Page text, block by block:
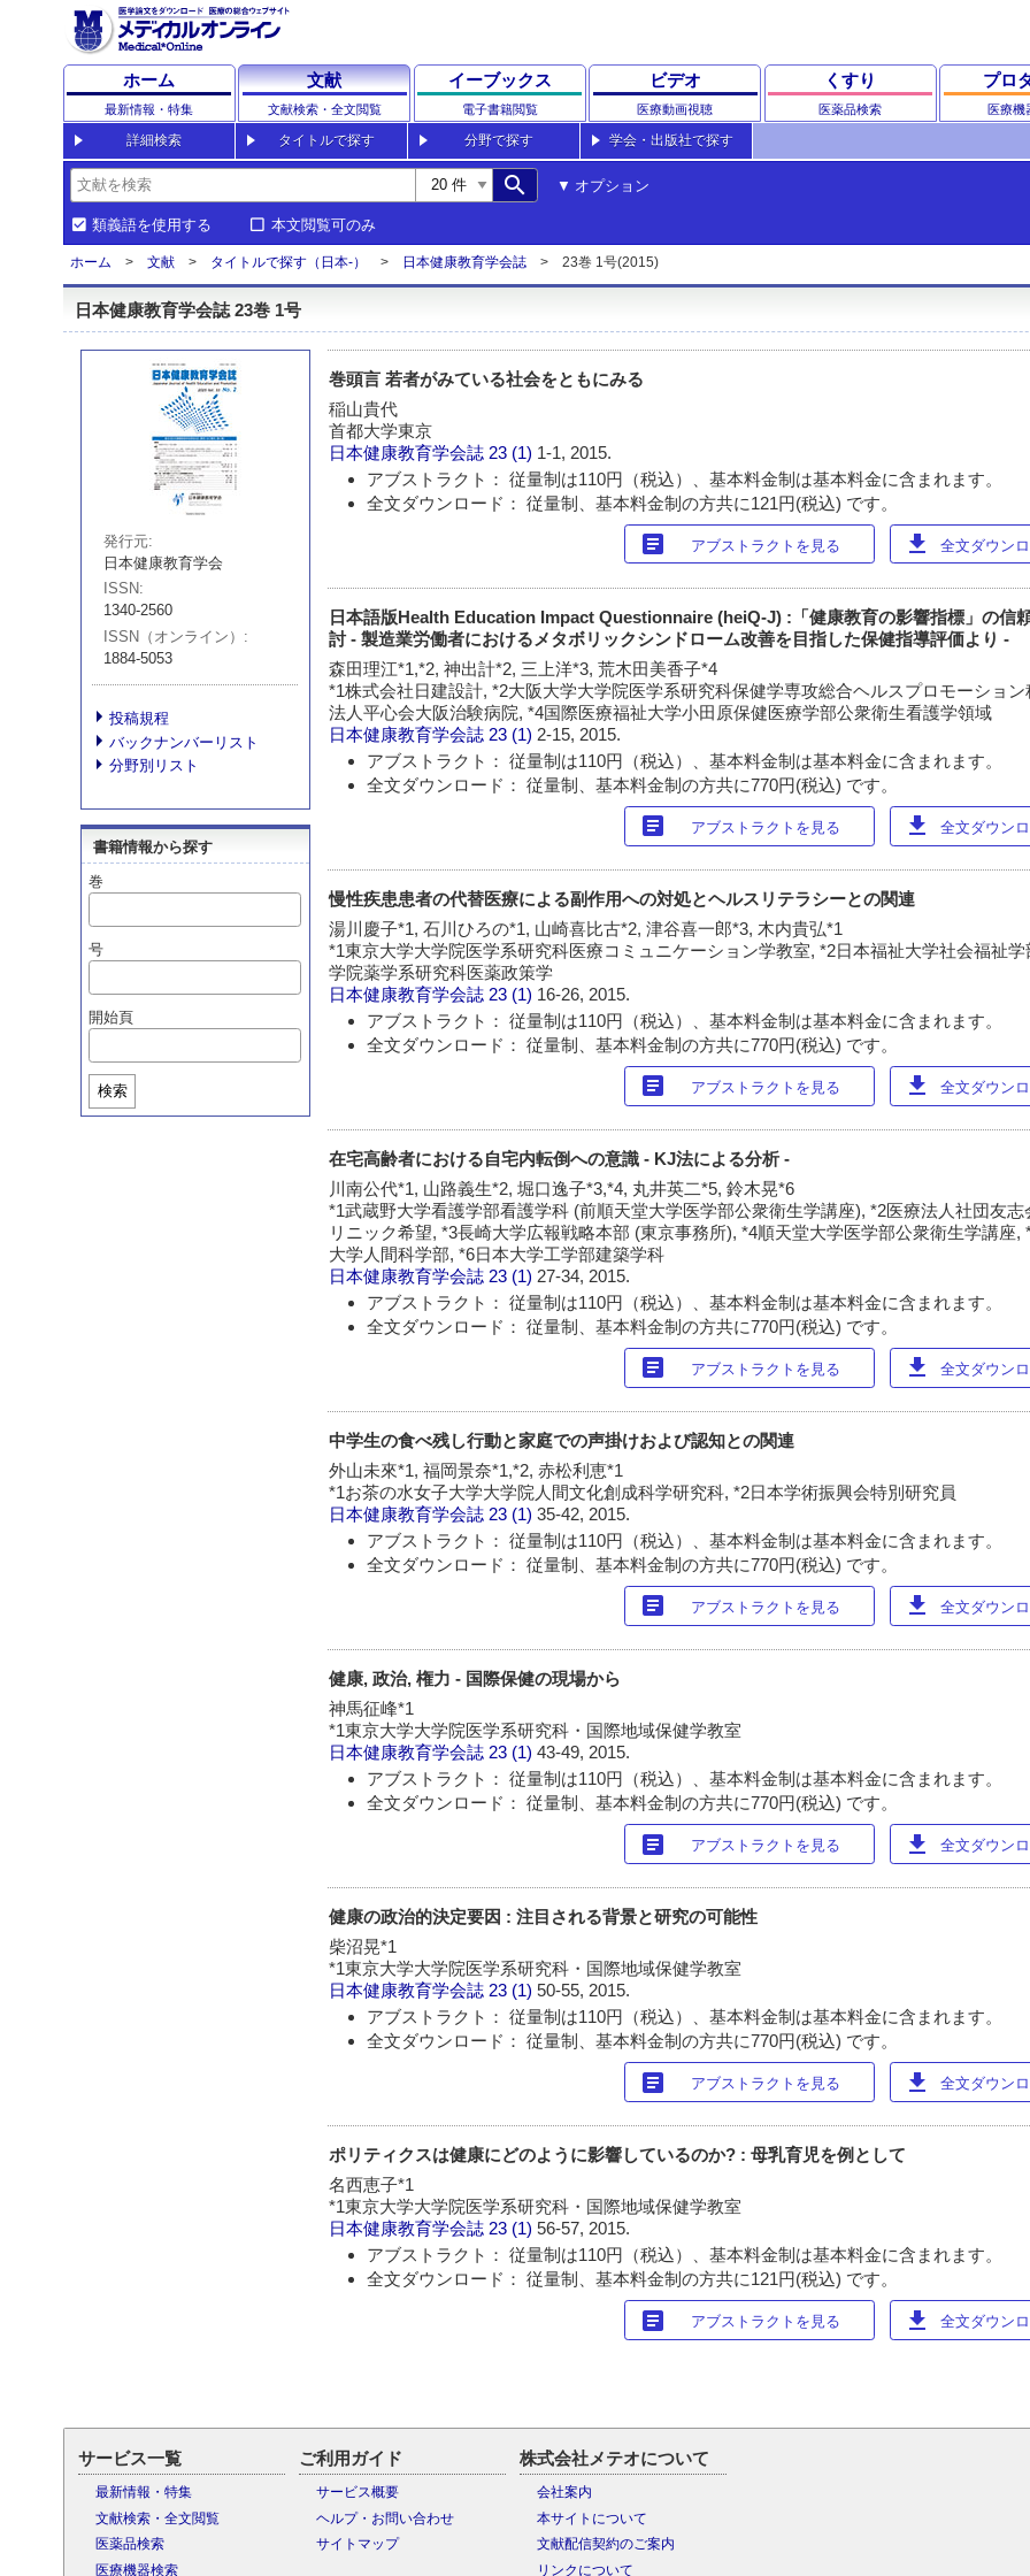
ホーム
最新情報・特集
文献
文献検索・全文閲覧
イーブックス
電子書籍閲覧
ビデオ
医療動画視聴
くすり
医薬品検索
プロ
医療機
詳細検索 タイトルで探す 分野で探す 学会・出版社で探す
search オプション
類義語を使用する 本文閲覧可のみ
ホーム 文献 タイトルで探す（日本-） 日本健康教育学会誌 23巻 1号(2015)
日本健康教育学会誌 23巻 1号
発行元
日本健康教育学会
ISSN
1340-2560
ISSN（オンライン）
1884-5053
投稿規程
バックナンバーリスト
分野別リスト
書籍情報から探す
巻
号
開始頁
検索
巻頭言 若者がみている社会をともにみる
稲山貴代
首都大学東京
日本健康教育学会誌 23 (1) 1-1, 2015.
アブストラクト： 従量制は110円（税込）、基本料金制は基本料金に含まれます。
全文ダウンロード： 従量制、基本料金制の方共に121円(税込) です。
article アブストラクトを見る download 全文ダウン
日本語版Health Education Impact Questionnaire (heiQ-J) :「健康教育の影響指標」の信
討 - 製造業労働者におけるメタボリックシンドローム改善を目指した保健指導評価より -
森田理江*1,*2, 神出計*2, 三上洋*3, 荒木田美香子*4
*1株式会社日建設計, *2大阪大学大学院医学系研究科保健学専攻総合ヘルスプロモーショ
法人平心会大阪治験病院, *4国際医療福祉大学小田原保健医療学部公衆衛生看護学領域
日本健康教育学会誌 23 (1) 2-15, 2015.
アブストラクト： 従量制は110円（税込）、基本料金制は基本料金に含まれます。
全文ダウンロード： 従量制、基本料金制の方共に770円(税込) です。
article アブストラクトを見る download 全文ダウン
慢性疾患患者の代替医療による副作用への対処とヘルスリテラシーとの関連
湯川慶子*1, 石川ひろの*1, 山崎喜比古*2, 津谷喜一郎*3, 木内貴弘*1
*1東京大学大学院医学系研究科医療コミュニケーション学教室, *2日本福祉大学社会福祉
学院薬学系研究科医薬政策学
日本健康教育学会誌 23 (1) 16-26, 2015.
アブストラクト： 従量制は110円（税込）、基本料金制は基本料金に含まれます。
全文ダウンロード： 従量制、基本料金制の方共に770円(税込) です。
article アブストラクトを見る download 全文ダウン
在宅高齢者における自宅内転倒への意識 - KJ法による分析 -
川南公代*1, 山路義生*2, 堀口逸子*3,*4, 丸井英二*5, 鈴木晃*6
*1武蔵野大学看護学部看護学科 (前順天堂大学医学部公衆衛生学講座), *2医療法人社団友志
リニック希望, *3長崎大学広報戦略本部 (東京事務所), *4順天堂大学医学部公衆衛生学講座,
大学人間科学部, *6日本大学工学部建築学科
日本健康教育学会誌 23 (1) 27-34, 2015.
アブストラクト： 従量制は110円（税込）、基本料金制は基本料金に含まれます。
全文ダウンロード： 従量制、基本料金制の方共に770円(税込) です。
article アブストラクトを見る download 全文ダウン
中学生の食べ残し行動と家庭での声掛けおよび認知との関連
外山未來*1, 福岡景奈*1,*2, 赤松利恵*1
*1お茶の水女子大学大学院人間文化創成科学研究科, *2日本学術振興会特別研究員
日本健康教育学会誌 23 (1)35-42, 2015.
アブストラクト： 従量制は110円（税込）、基本料金制は基本料金に含まれます。
全文ダウンロード： 従量制、基本料金制の方共に770円(税込) です。
article アブストラクトを見る download 全文ダウン
健康, 政治, 権力 - 国際保健の現場から
神馬征峰*1
*1東京大学大学院医学系研究科・国際地域保健学教室
日本健康教育学会誌 23 (1)43-49, 2015.
アブストラクト： 従量制は110円（税込）、基本料金制は基本料金に含まれます。
全文ダウンロード： 従量制、基本料金制の方共に770円(税込) です。
article アブストラクトを見る download 全文ダウン
健康の政治的決定要因 : 注目される背景と研究の可能性
柴沼晃*1
*1東京大学大学院医学系研究科・国際地域保健学教室
日本健康教育学会誌 23 (1)50-55, 2015.
アブストラクト： 従量制は110円（税込）、基本料金制は基本料金に含まれます。
全文ダウンロード： 従量制、基本料金制の方共に770円(税込) です。
article アブストラクトを見る download 全文ダウン
ポリティクスは健康にどのように影響しているのか? : 母乳育児を例として
名西恵子*1
*1東京大学大学院医学系研究科・国際地域保健学教室
日本健康教育学会誌 23 (1)56-57, 2015.
アブストラクト： 従量制は110円（税込）、基本料金制は基本料金に含まれます。
全文ダウンロード： 従量制、基本料金制の方共に121円(税込) です。
article アブストラクトを見る download 全文ダウン
サービス一覧
最新情報・特集
文献検索・全文閲覧
医薬品検索
医療機器検索
ご利用ガイド
サービス概要
ヘルプ・お問い合わせ
サイトマップ
株式会社メテオについて
会社案内
本サイトについて
文献配信契約のご案内
リンクについて